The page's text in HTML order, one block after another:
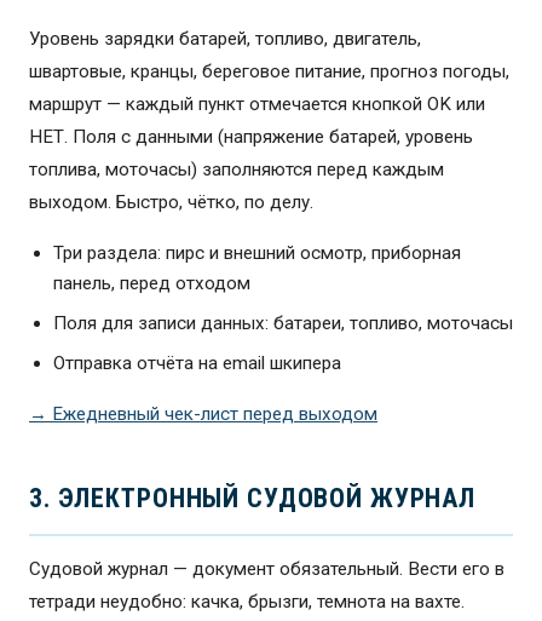
Уровень зарядки батарей, топливо, двигатель,
швартовые, кранцы, береговое питание, прогноз погоды,
маршрут — каждый пункт отмечается кнопкой OK или
НЕТ. Поля с данными (напряжение батарей, уровень
топлива, моточасы) заполняются перед каждым
выходом. Быстро, чётко, по делу.
Три раздела: пирс и внешний осмотр, приборная
панель, перед отходом
Поля для записи данных: батареи, топливо, моточасы
Отправка отчёта на email шкипера
→ Ежедневный чек-лист перед выходом
3. ЭЛЕКТРОННЫЙ СУДОВОЙ ЖУРНАЛ
Судовой журнал — документ обязательный. Вести его в
тетради неудобно: качка, брызги, темнота на вахте.